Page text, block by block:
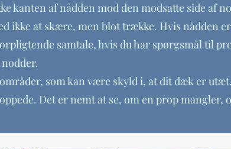
kanten af nådden mod den modsatte side af
ikke at skære, men blot trække. Hvis nådden
samtale, hvis du har spørgsmål til
som kan være skyld i, at dit dæk er
Det er nemt at se, om en prop mangler,